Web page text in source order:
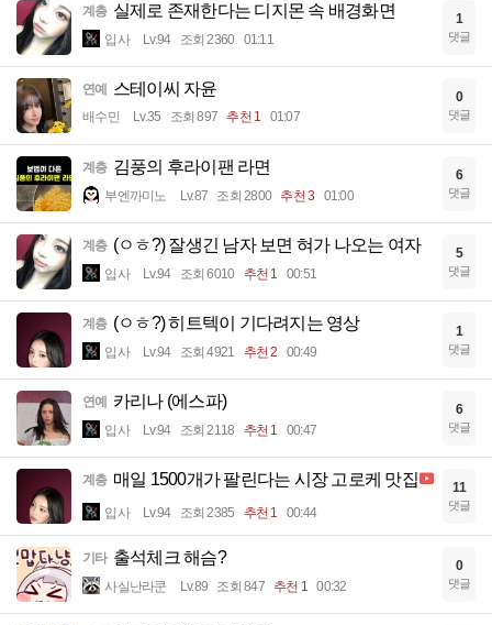
계층 실제로 존재한다는 디지몬 속 배경화면
입사 Lv.94 조회 2360 01:11
1
댓글
연예 스테이씨 자윤
배수민 Lv.35 조회 897 추천 1 01:07
0
댓글
계층 김풍의 후라이팬 라면
부엔까미노 Lv.87 조회 2800 추천 3 01:00
6
댓글
계층 (ㅇㅎ?) 잘생긴 남자 보면 혀가 나오는 여자
입사 Lv.94 조회 6010 추천 1 00:51
5
댓글
계층 (ㅇㅎ?) 히트텍이 기다려지는 영상
입사 Lv.94 조회 4921 추천 2 00:49
1
댓글
연예 카리나 (에스파)
입사 Lv.94 조회 2118 추천 1 00:47
6
댓글
계층 매일 1500개가 팔린다는 시장 고로케 맛집
입사 Lv.94 조회 2385 추천 1 00:44
11
댓글
기타 출석체크 해슴?
사실난라쿤 Lv.89 조회 847 추천 1 00:32
0
댓글